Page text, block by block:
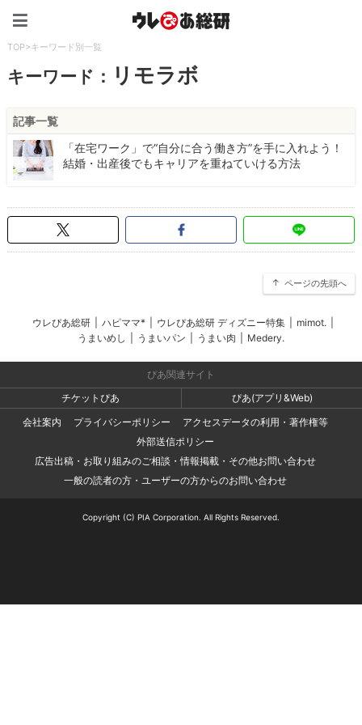
TOP>キーワード別一覧
キーワード： リモラボ
記事一覧
「在宅ワーク」で“自分に合う働き方”を手に入れよう！
結婚・出産後でもキャリアを重ねていける方法
ページの先頭へ
ウレぴあ総研 ハピママ* ウレぴあ総研 ディズニー特集 mimot.
うまいめし
うまいパン うまい肉 Medery.
ぴあ関連サイト
チケットぴあ
ぴあ(アプリ&Web)
会社案内
プライバシーポリシー
アクセスデータの利用・著作権等
外部送信ポリシー
広告出稿・お取り組みのご相談・情報掲載・その他お問い合わせ
一般の読者の方・ユーザーの方からのお問い合わせ
Copyright (C) PIA Corporation. All Rights Reserved.